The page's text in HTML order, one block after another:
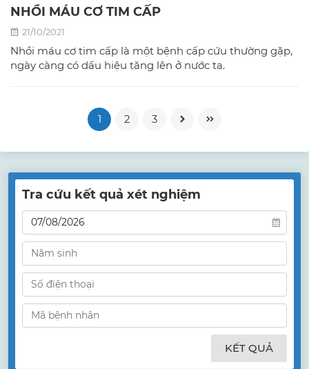
NHỒI MÁU CƠ TIM CẤP
21/10/2021
Nhồi máu cơ tim cấp là một bệnh cấp cứu thường gặp,
ngày càng có dấu hiệu tăng lên ở nước ta.
1 2 3
Tra cứu kết quả xét nghiệm
KẾT QUẢ